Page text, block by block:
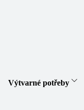
Výtvarné potřeby